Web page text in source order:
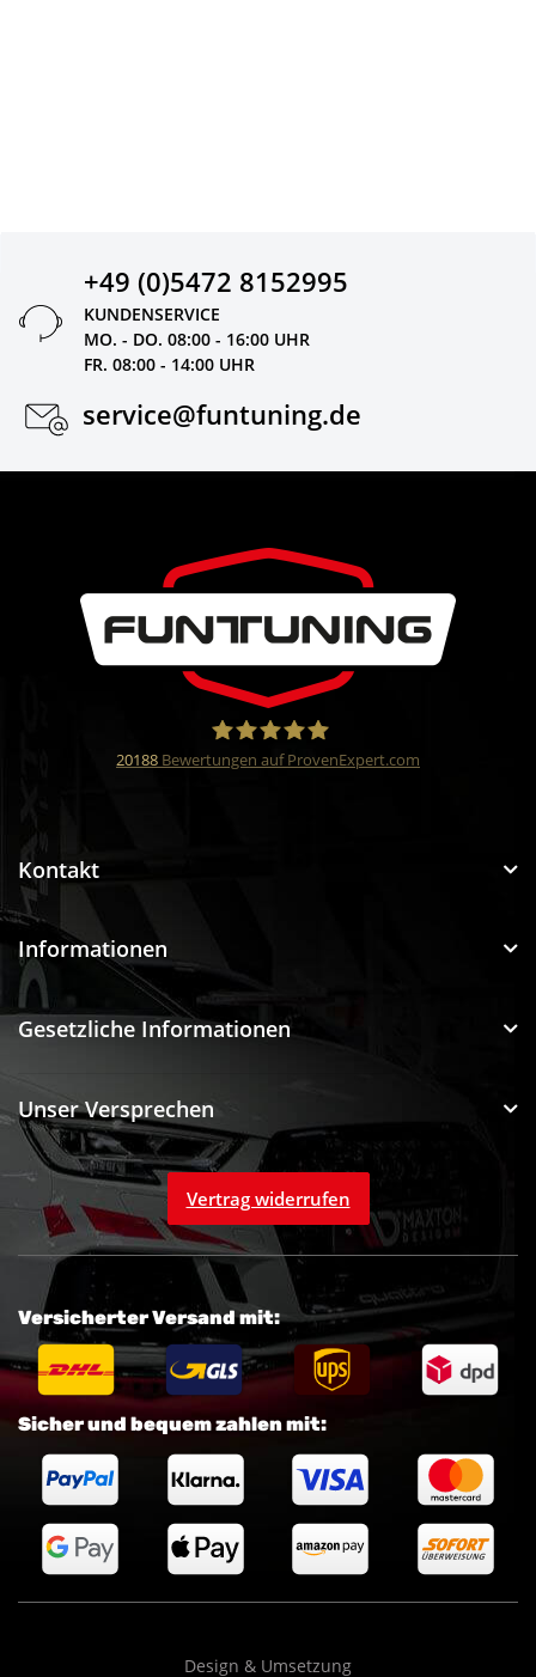
+49 (0)5472 8152995
KUNDENSERVICE
MO. - DO. 08:00 - 16:00 UHR
FR. 08:00 - 14:00 UHR
service@funtuning.de
20188 Bewertungen auf ProvenExpert.com
Kontakt
Informationen
Gesetzliche Informationen
Unser Versprechen
Vertrag widerrufen
Sicher und bequem zahlen mit:
Versicherter Versand mit:
Design & Umsetzung